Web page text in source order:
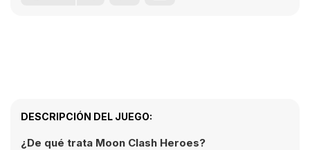
DESCRIPCIÓN DEL JUEGO:
¿De qué trata Moon Clash Heroes?